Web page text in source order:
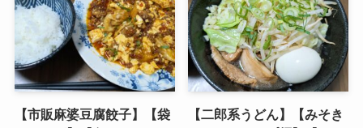
【市販麻婆豆腐餃子】【袋
【二郎系うどん】【みそき